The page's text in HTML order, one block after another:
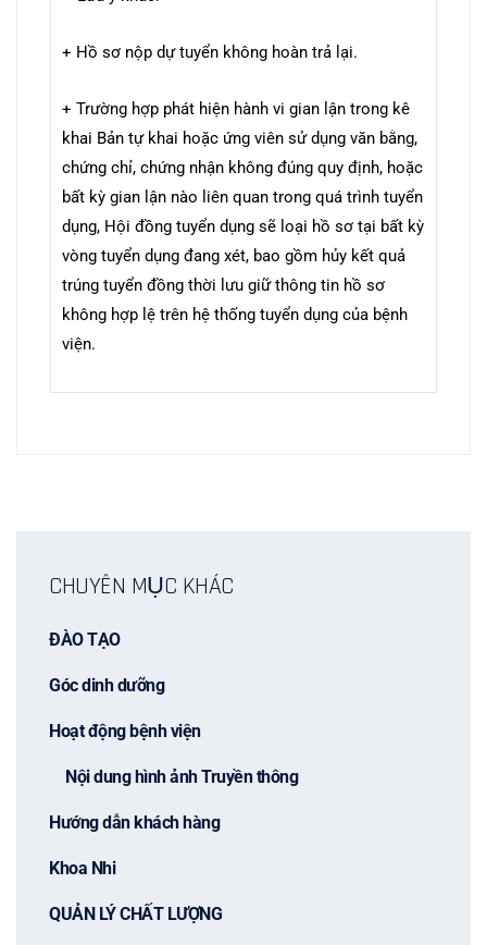
+ Hồ sơ nộp dự tuyển không hoàn trả lại.
+ Trường hợp phát hiện hành vi gian lận trong kê
khai Bản tự khai hoặc ứng viên sử dụng văn bằng,
chứng chỉ, chứng nhận không đúng quy định, hoặc
bất kỳ gian lận nào liên quan trong quá trình tuyển
dụng, Hội đồng tuyển dụng sẽ loại hồ sơ tại bất kỳ
vòng tuyển dụng đang xét, bao gồm hủy kết quả
trúng tuyển đồng thời lưu giữ thông tin hồ sơ
không hợp lệ trên hệ thống tuyển dụng của bệnh
viện.
CHUYÊN MỤC KHÁC
ĐÀO TẠO
Góc dinh dưỡng
Hoạt động bệnh viện
Nội dung hình ảnh Truyền thông
Hướng dẫn khách hàng
Khoa Nhi
QUẢN LÝ CHẤT LƯỢNG